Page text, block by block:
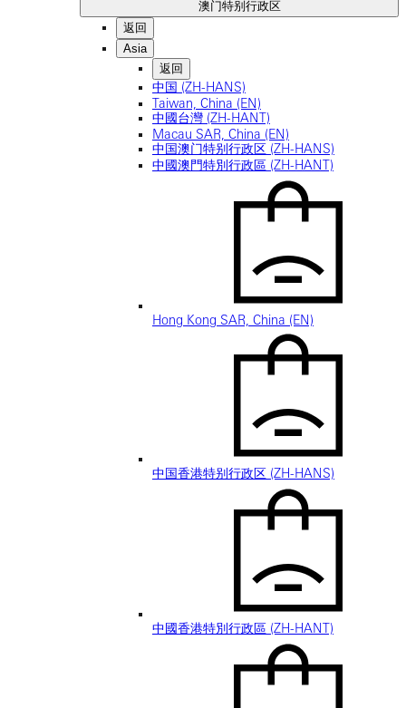
澳门特别行政区
返回
Asia
返回
中国 (ZH-HANS)
Taiwan, China (EN)
中國台灣 (ZH-HANT)
Macau SAR, China (EN)
中国澳门特别行政区 (ZH-HANS)
中國澳門特別行政區 (ZH-HANT)
Hong Kong SAR, China (EN)
中国香港特别行政区 (ZH-HANS)
中國香港特別行政區 (ZH-HANT)